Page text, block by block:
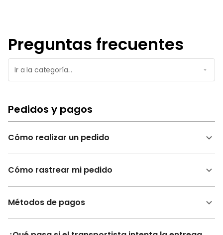
Preguntas frecuentes
Pedidos y pagos
Cómo realizar un pedido
Cómo rastrear mi pedido
Métodos de pagos